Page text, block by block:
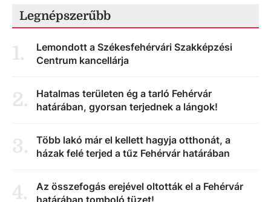
Legnépszerűbb
1.
Lemondott a Székesfehérvári Szakképzési
Centrum kancellárja
2.
Hatalmas területen ég a tarló Fehérvár
határában, gyorsan terjednek a lángok!
3.
Több lakó már el kellett hagyja otthonát, a
házak felé terjed a tűz Fehérvár határában
4.
Az összefogás erejével oltották el a Fehérvár
határában tomboló tüzet!